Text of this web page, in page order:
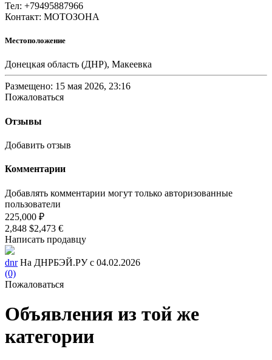
Тел: +79495887966
Контакт: МОТОЗОНА
Местоположение
Донецкая область (ДНР), Макеевка
Размещено: 15 мая 2026, 23:16
Пожаловаться
Отзывы
Добавить отзыв
Комментарии
Добавлять комментарии могут только авторизованные
пользователи
225,000 ₽
2,848 $2,473 €
Написать продавцу
dnr На ДНРБЭЙ.РУ с 04.02.2026
(0)
Пожаловаться
Объявления из той же
категории